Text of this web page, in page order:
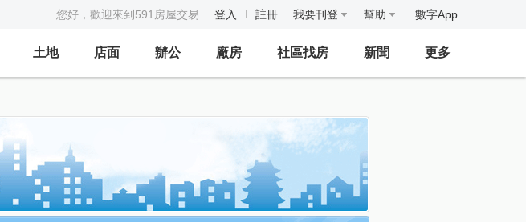
您好，歡迎來到591房屋交易 登入 註冊 我要刊登 幫助 數字App
土地 店面 辦公 廠房 社區找房 新聞 更多